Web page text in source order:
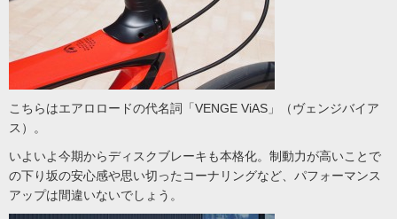
こちらはエアロロードの代名詞「VENGE ViAS」（ヴェンジバイア
ス）。
いよいよ今期からディスクブレーキも本格化。制動力が高いことで
の下り坂の安心感や思い切ったコーナリングなど、パフォーマンス
アップは間違いないでしょう。